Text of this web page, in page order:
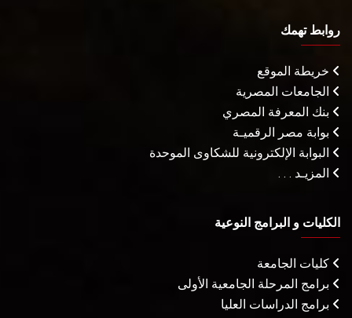
روابط تهمك
خريطة الموقع
الجامعات المصرية
بنك المعرفة المصري
بوابة مصر الرقميـة
البوابة الإلكترونية للشكاوى الموحدة
المزيـد . . .
الكليات و البرامج النوعية
كليات الجامعة
برامج المرحلة الجامعية الأولى
برامج الدراسات العليا